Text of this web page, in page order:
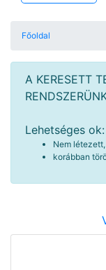
Főoldal
A KERESETT
Lehetséges ok:
Nem
korábban